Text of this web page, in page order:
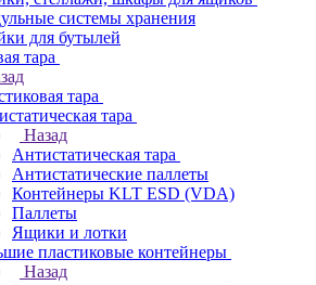
системы хранения
для бутылей
тара
тара
тара
Назад
Антистатическая тара
Антистатические паллеты
Контейнеры KLT ESD (VDA)
Паллеты
Ящики и лотки
пластиковые контейнеры
Назад